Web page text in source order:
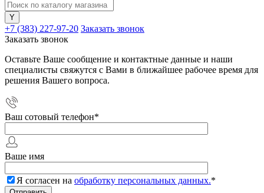
+7 (383) 227-97-20 Заказать звонок
Заказать звонок
Оставьте Ваше сообщение и контактные данные и наши
специалисты свяжутся с Вами в ближайшее рабочее время для
решения Вашего вопроса.
Ваш сотовый телефон*
Ваше имя
Я согласен на обработку персональных данных.*